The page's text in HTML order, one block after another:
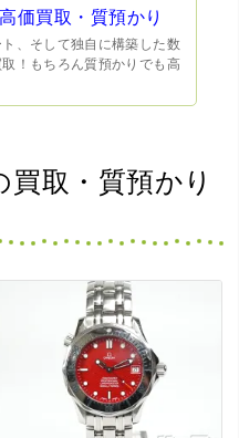
価買取・質預かり
、そして独自に構築した数
！もちろん質預かりでも高
買取・質預かり